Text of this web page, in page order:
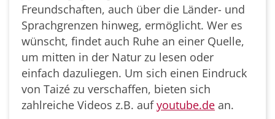
Freundschaften, auch über die Länder- und
Sprachgrenzen hinweg, ermöglicht. Wer es
wünscht, findet auch Ruhe an einer Quelle,
um mitten in der Natur zu lesen oder
einfach dazuliegen. Um sich einen Eindruck
von Taizé zu verschaffen, bieten sich
zahlreiche Videos z.B. aufyoutube.de an.